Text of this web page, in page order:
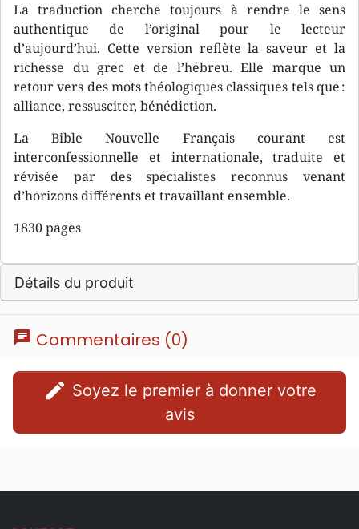
La traduction cherche toujours à rendre le sens
authentique de l’original pour le lecteur
d’aujourd’hui. Cette version reflète la saveur et la
richesse du grec et de l’hébreu. Elle marque un
retour vers des mots théologiques classiques tels que :
alliance, ressusciter, bénédiction.
La Bible Nouvelle Français courant est
interconfessionnelle et internationale, traduite et
révisée par des spécialistes reconnus venant
d’horizons différents et travaillant ensemble.
1830 pages
Détails du produit
chat Commentaires (0)
edit
avis